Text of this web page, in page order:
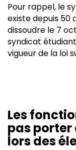
Pour rappel, le
existe depuis 50
dissoudre le 7
syndicat
vigueur de la loi
Les
pas porter
lors des